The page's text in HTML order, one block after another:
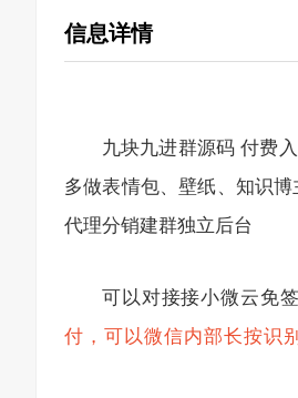
信息详情
九块九进群源码 付费
多做表情包、壁纸、知识
代理分销建群独立后台
可以对接接小微云免
付，可以微信内部长按识